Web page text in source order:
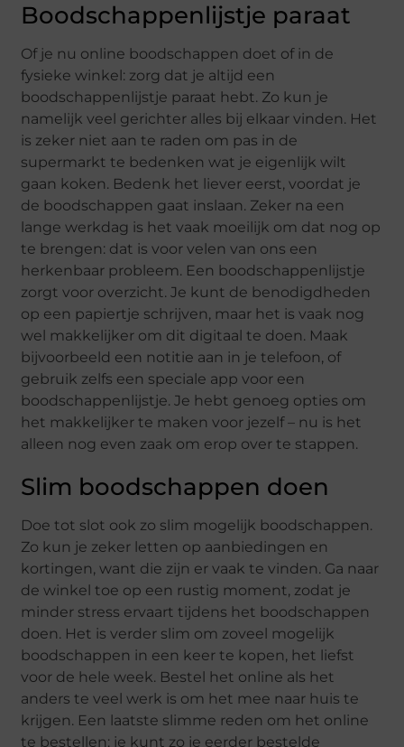
Boodschappenlijstje paraat
Of je nu online boodschappen doet of in de
fysieke winkel: zorg dat je altijd een
boodschappenlijstje paraat hebt. Zo kun je
namelijk veel gerichter alles bij elkaar vinden. Het
is zeker niet aan te raden om pas in de
supermarkt te bedenken wat je eigenlijk wilt
gaan koken. Bedenk het liever eerst, voordat je
de boodschappen gaat inslaan. Zeker na een
lange werkdag is het vaak moeilijk om dat nog op
te brengen: dat is voor velen van ons een
herkenbaar probleem. Een boodschappenlijstje
zorgt voor overzicht. Je kunt de benodigdheden
op een papiertje schrijven, maar het is vaak nog
wel makkelijker om dit digitaal te doen. Maak
bijvoorbeeld een notitie aan in je telefoon, of
gebruik zelfs een speciale app voor een
boodschappenlijstje. Je hebt genoeg opties om
het makkelijker te maken voor jezelf – nu is het
alleen nog even zaak om erop over te stappen.
Slim boodschappen doen
Doe tot slot ook zo slim mogelijk boodschappen.
Zo kun je zeker letten op aanbiedingen en
kortingen, want die zijn er vaak te vinden. Ga naar
de winkel toe op een rustig moment, zodat je
minder stress ervaart tijdens het boodschappen
doen. Het is verder slim om zoveel mogelijk
boodschappen in een keer te kopen, het liefst
voor de hele week. Bestel het online als het
anders te veel werk is om het mee naar huis te
krijgen. Een laatste slimme reden om het online
te bestellen: je kunt zo je eerder bestelde